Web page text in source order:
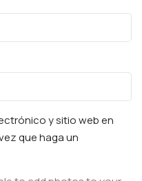
y sitio web en
que haga un